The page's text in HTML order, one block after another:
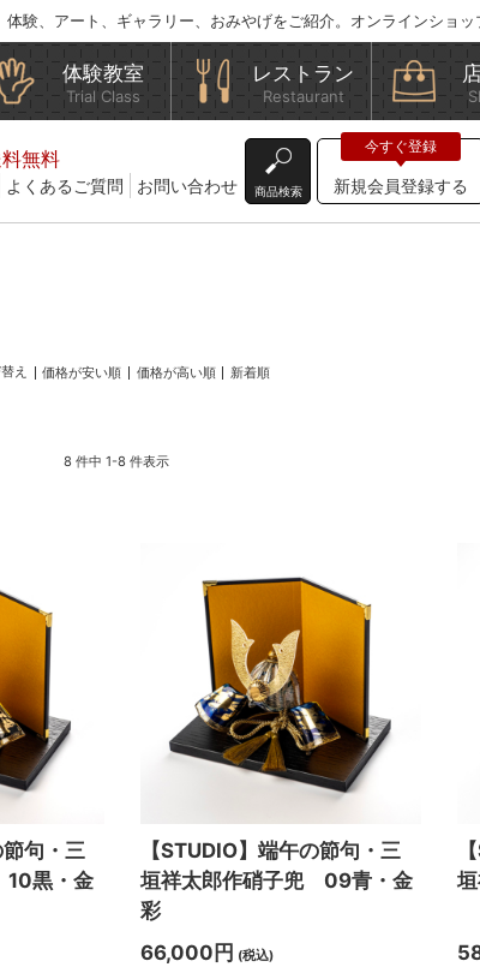
験、アート、ギャラリー、おみやげをご紹介。オンラインショッ
体験教室
Trial Class
レストラン
Restaurant
無料
よくあるご質問 お問い合わせ 商品検索 新規会員登録する
え 価格が安い順 価格が高い順 新着順
8 件中 1-8 件表示
節句・三
黒・金
【STUDIO】端午の節句・三
垣祥太郎作硝子兜 09青・金
彩
66,000円 (税込)